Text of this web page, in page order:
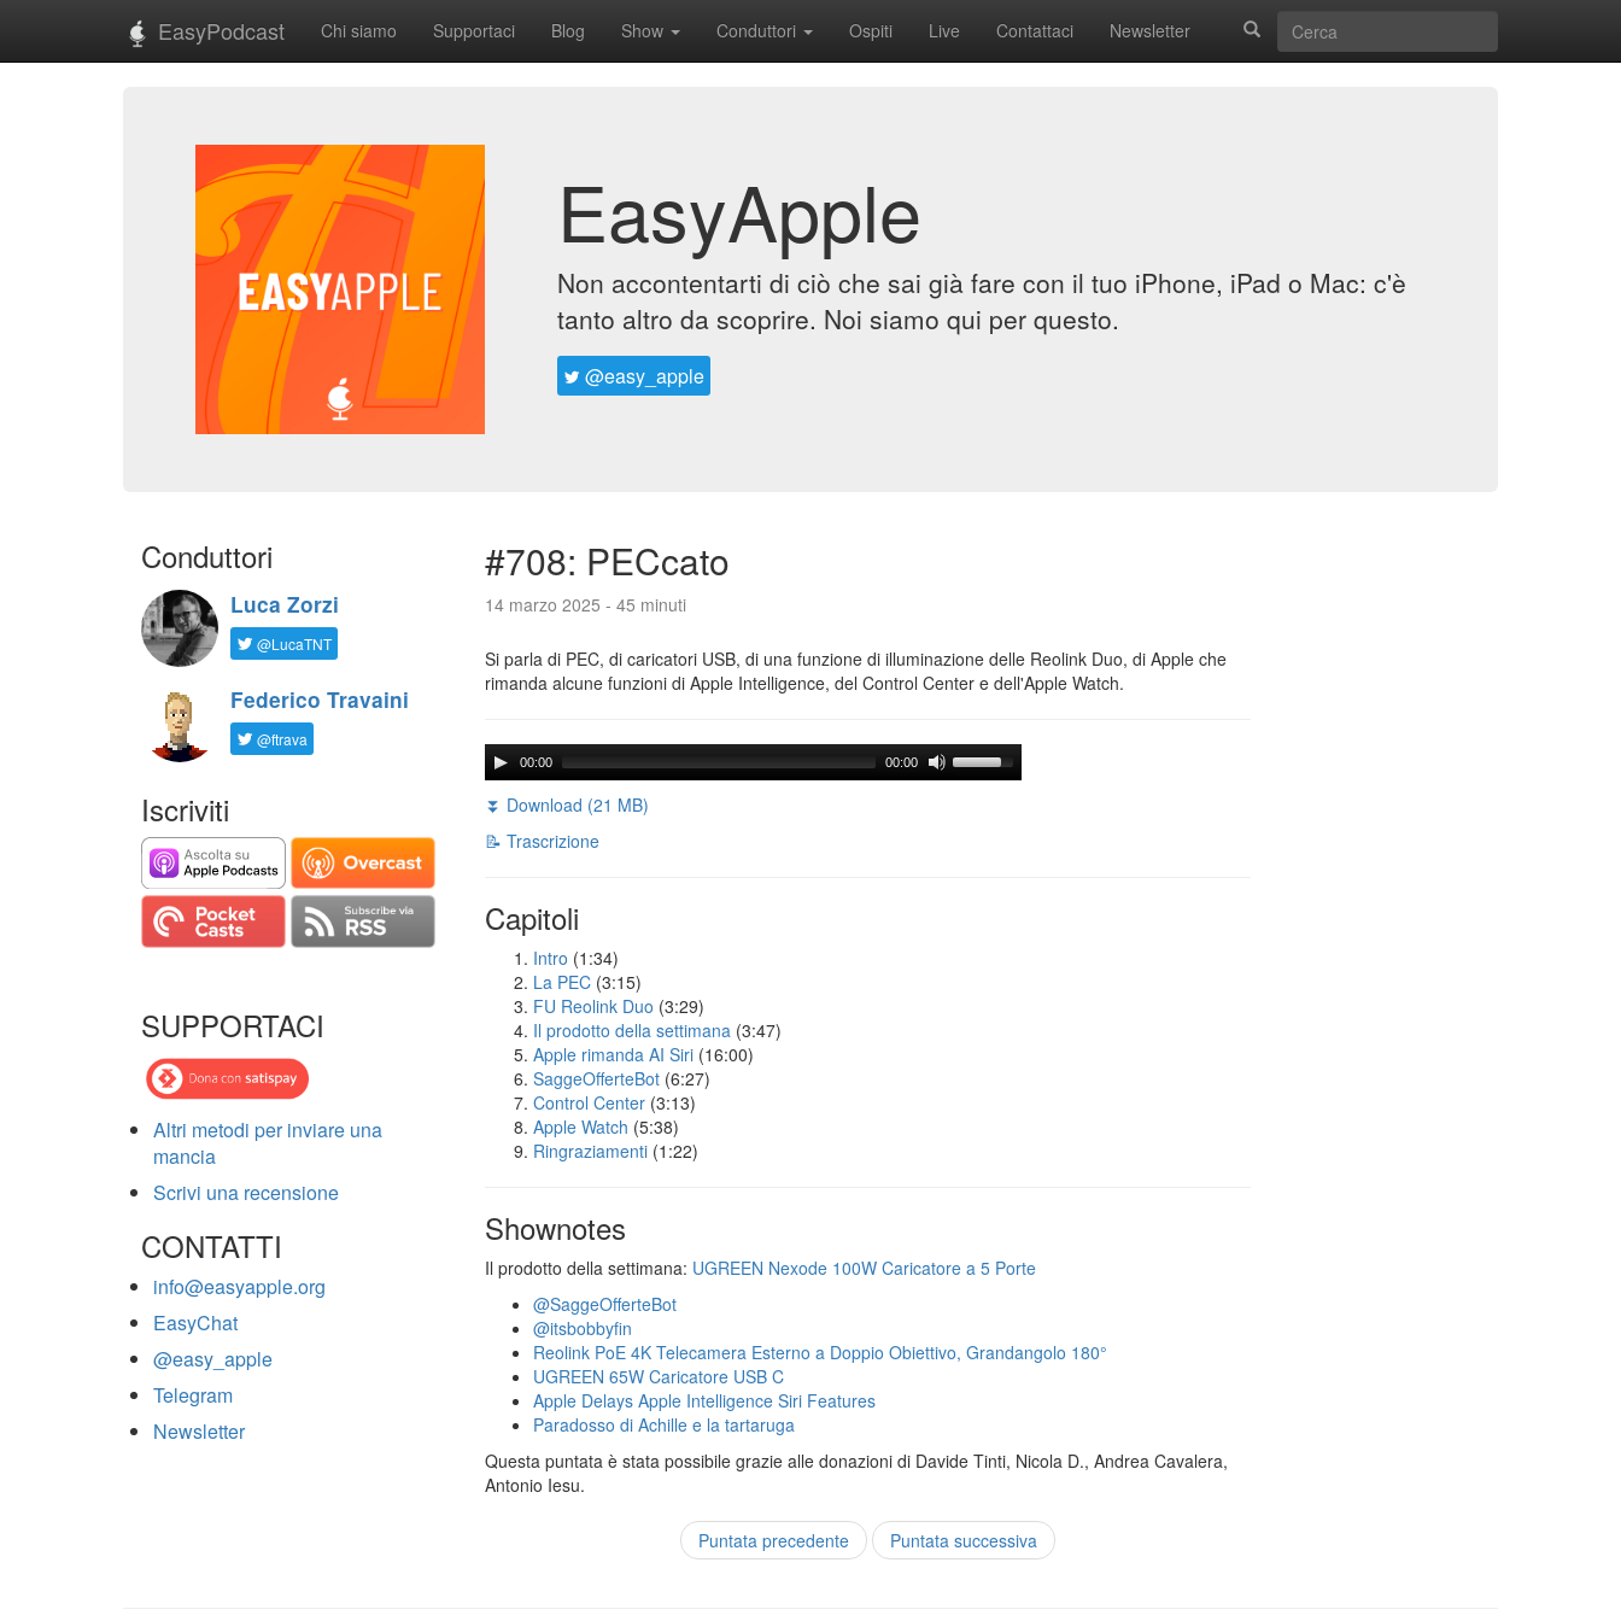
EasyPodcast Chi siamo Supportaci Blog Show Conduttori Ospiti Live Contattaci Newsletter
EasyApple
Non accontentarti di ciò che sai già fare con il tuo iPhone, iPad o Mac: c'è
tanto altro da scoprire. Noi siamo qui per questo.
@easy_apple
Conduttori
Luca Zorzi
@LucaTNT
Federico Travaini
@ftrava
Iscriviti
SUPPORTACI
Altri metodi per inviare una
mancia
Scrivi una recensione
CONTATTI
info@easyapple.org
EasyChat
@easy_apple
Telegram
Newsletter
#708: PECcato
14 marzo 2025 - 45 minuti
Si parla di PEC, di caricatori USB, di una funzione di illuminazione delle Reolink Duo, di Apple che
rimanda alcune funzioni di Apple Intelligence, del Control Center e dell'Apple Watch.
00:00 00:00
⏬ Download (21 MB)
📝 Trascrizione
Capitoli
Intro (1:34)
La PEC (3:15)
FU Reolink Duo (3:29)
Il prodotto della settimana (3:47)
Apple rimanda AI Siri (16:00)
SaggeOfferteBot (6:27)
Control Center (3:13)
Apple Watch (5:38)
Ringraziamenti (1:22)
Shownotes
Il prodotto della settimana: UGREEN Nexode 100W Caricatore a 5 Porte
@SaggeOfferteBot
@itsbobbyfin
Reolink PoE 4K Telecamera Esterno a Doppio Obiettivo, Grandangolo 180°
UGREEN 65W Caricatore USB C
Apple Delays Apple Intelligence Siri Features
Paradosso di Achille e la tartaruga
Questa puntata è stata possibile grazie alle donazioni di Davide Tinti, Nicola D., Andrea Cavalera,
Antonio Iesu.
Puntata precedente Puntata successiva